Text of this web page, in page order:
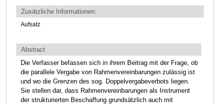
Zusätzliche Informationen:
Aufsatz
Abstract
Die Verfasser befassen sich in ihrem Beitrag mit der Frage, ob
die parallele Vergabe von Rahmenvereinbarungen zulässig ist
und wo die Grenzen des sog. Doppelvergabeverbots liegen.
Sie stellen dar, dass Rahmenvereinbarungen als Instrument
der strukturierten Beschaffung grundsätzlich auch mit